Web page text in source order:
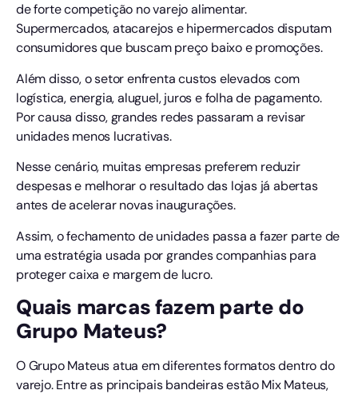
de forte competição no varejo alimentar.
Supermercados, atacarejos e hipermercados disputam
consumidores que buscam preço baixo e promoções.
Além disso, o setor enfrenta custos elevados com
logística, energia, aluguel, juros e folha de pagamento.
Por causa disso, grandes redes passaram a revisar
unidades menos lucrativas.
Nesse cenário, muitas empresas preferem reduzir
despesas e melhorar o resultado das lojas já abertas
antes de acelerar novas inaugurações.
Assim, o fechamento de unidades passa a fazer parte de
uma estratégia usada por grandes companhias para
proteger caixa e margem de lucro.
Quais marcas fazem parte do
Grupo Mateus?
O Grupo Mateus atua em diferentes formatos dentro do
varejo. Entre as principais bandeiras estão Mix Mateus,